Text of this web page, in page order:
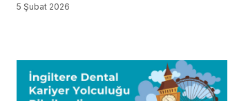
5 Şubat 2026